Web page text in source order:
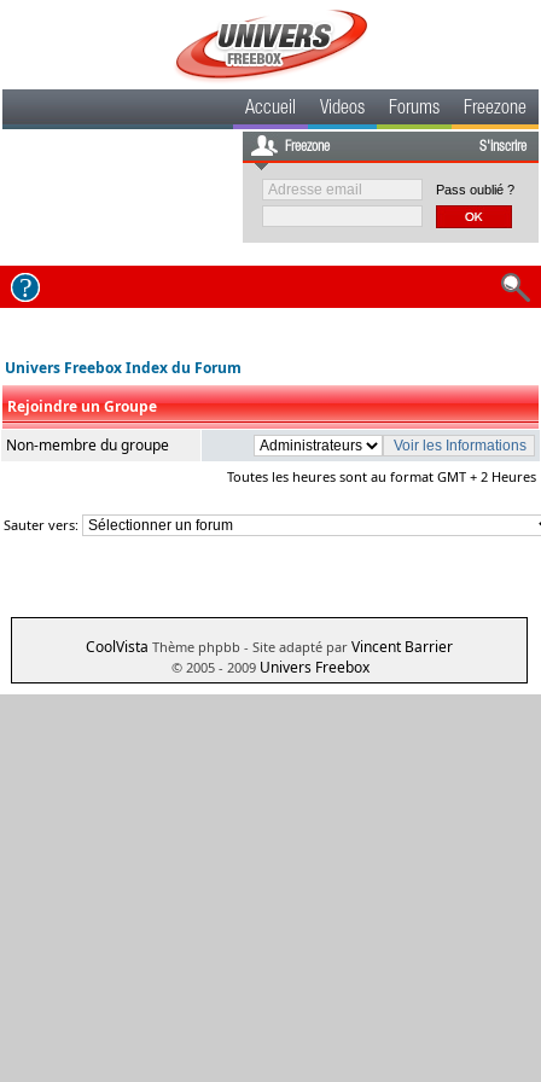
Accueil Videos Forums Freezone
Freezone S'inscrire
Pass oublié ?
Univers Freebox Index du Forum
Rejoindre un Groupe
Non-membre du groupe
Toutes les heures sont au format GMT + 2 Heures
Sauter vers:
CoolVista Thème phpbb - Site adapté par Vincent Barrier
© 2005 - 2009 Univers Freebox